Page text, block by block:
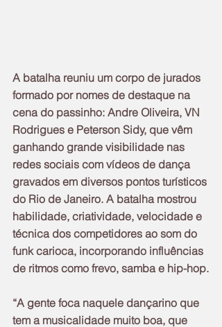
A batalha reuniu um corpo de jurados
formado por nomes de destaque na
cena do passinho: Andre Oliveira, VN
Rodrigues e Peterson Sidy, que vêm
ganhando grande visibilidade nas
redes sociais com vídeos de dança
gravados em diversos pontos turísticos
do Rio de Janeiro. A batalha mostrou
habilidade, criatividade, velocidade e
técnica dos competidores ao som do
funk carioca, incorporando influências
de ritmos como frevo, samba e hip-hop.
“A gente foca naquele dançarino que
tem a musicalidade muito boa, que